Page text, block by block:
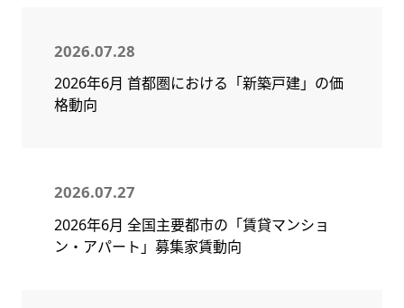
2026.07.28
2026年6月 首都圏における「新築戸建」の価
格動向
2026.07.27
2026年6月 全国主要都市の「賃貸マンショ
ン・アパート」募集家賃動向